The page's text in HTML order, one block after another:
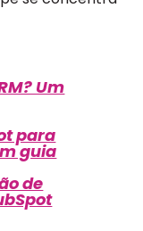
Um
para
guia
de